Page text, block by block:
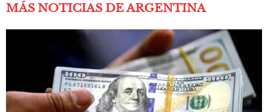
MÁS NOTICIAS DE ARGENTINA